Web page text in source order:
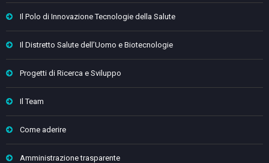
Il Polo di Innovazione Tecnologie della Salute
Il Distretto Salute dell’Uomo e Biotecnologie
Progetti di Ricerca e Sviluppo
Il Team
Come aderire
Amministrazione trasparente